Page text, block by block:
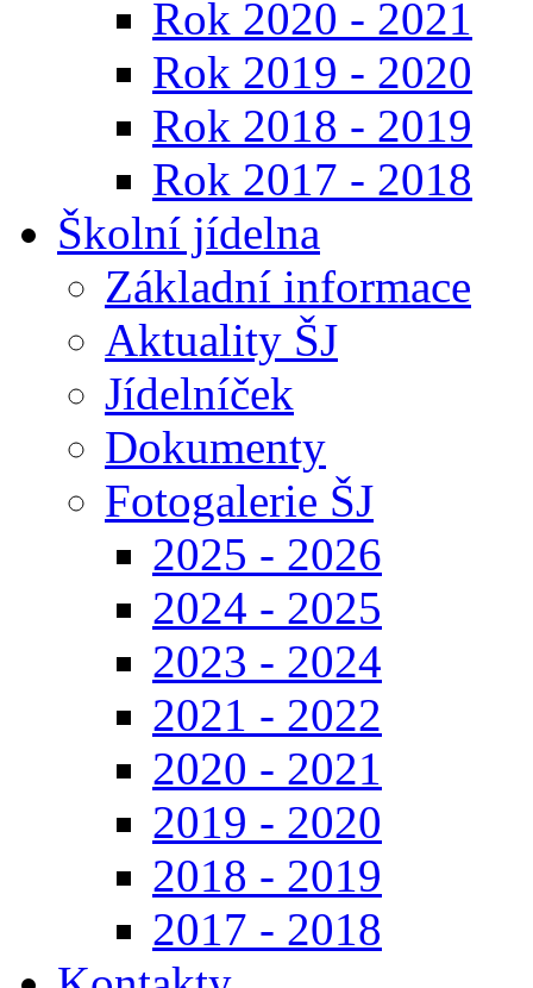
Rok 2020 - 2021
Rok 2019 - 2020
Rok 2018 - 2019
Rok 2017 - 2018
Školní jídelna
Základní informace
Aktuality ŠJ
Jídelníček
Dokumenty
Fotogalerie ŠJ
2025 - 2026
2024 - 2025
2023 - 2024
2021 - 2022
2020 - 2021
2019 - 2020
2018 - 2019
2017 - 2018